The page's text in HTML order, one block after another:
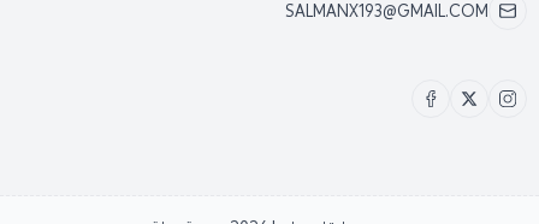
SALMANX193@GMAIL.COM